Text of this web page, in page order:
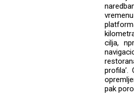
cilja,
pak